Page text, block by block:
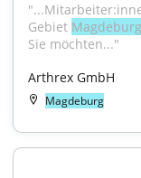
Gebiet Magdeburg
Sie möchten..."
Arthrex GmbH
Magdeburg